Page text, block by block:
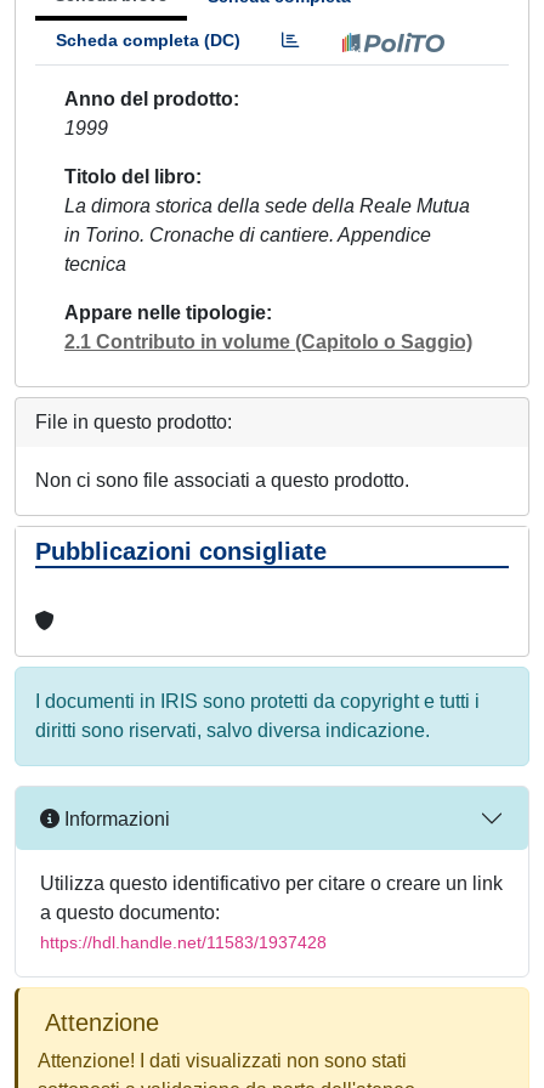
Scheda completa (DC)
Anno del prodotto
1999
Titolo del libro
La dimora storica della sede della Reale Mutua
in Torino. Cronache di cantiere. Appendice
tecnica
Appare nelle tipologie
2.1 Contributo in volume (Capitolo o Saggio)
File in questo prodotto:
Non ci sono file associati a questo prodotto.
Pubblicazioni consigliate
I documenti in IRIS sono protetti da copyright e tutti i
diritti sono riservati, salvo diversa indicazione.
Informazioni
Utilizza questo identificativo per citare o creare un link
a questo documento:
https://hdl.handle.net/11583/1937428
Attenzione
Attenzione! I dati visualizzati non sono stati